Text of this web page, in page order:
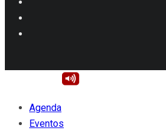
Agenda
Eventos